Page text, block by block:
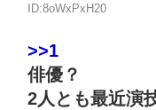
ID:8oWxPxH20
>>1
俳優？
2人とも最近演